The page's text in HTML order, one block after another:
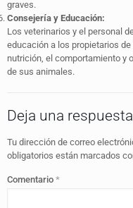
graves.
Consejería y Educación:
Los veterinarios y el personal
educación a los propietarios
nutrición, el comportamiento y
de sus animales.
Deja una respuesta
Tu dirección de correo
obligatorios están marcados
Comentario *